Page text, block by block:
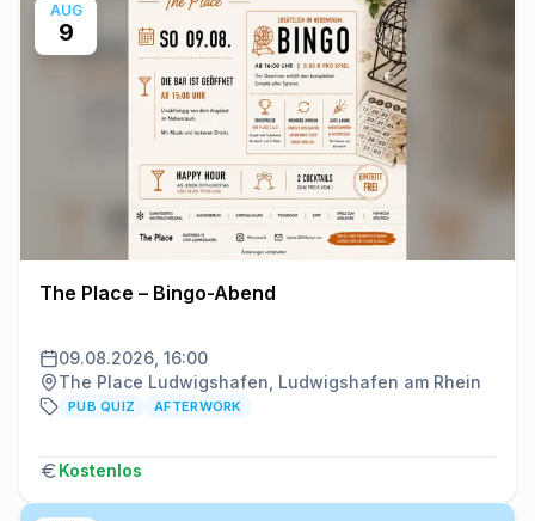
AUG
9
The Place – Bingo-Abend
09.08.2026, 16:00
The Place Ludwigshafen, Ludwigshafen am Rhein
PUB QUIZ AFTERWORK
Kostenlos